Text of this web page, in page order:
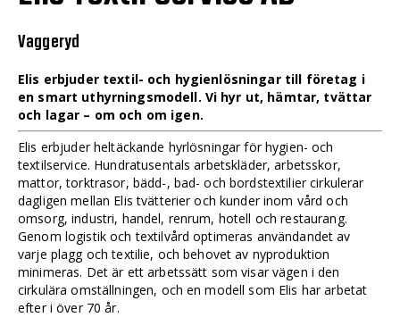
Vaggeryd
Elis erbjuder textil- och hygienlösningar till företag i
en smart uthyrningsmodell. Vi hyr ut, hämtar, tvättar
och lagar – om och om igen.
Elis erbjuder heltäckande hyrlösningar för hygien- och
textilservice. Hundratusentals arbetskläder, arbetsskor,
mattor, torktrasor, bädd-, bad- och bordstextilier cirkulerar
dagligen mellan Elis tvätterier och kunder inom vård och
omsorg, industri, handel, renrum, hotell och restaurang.
Genom logistik och textilvård optimeras användandet av
varje plagg och textilie, och behovet av nyproduktion
minimeras. Det är ett arbetssätt som visar vägen i den
cirkulära omställningen, och en modell som Elis har arbetat
efter i över 70 år.